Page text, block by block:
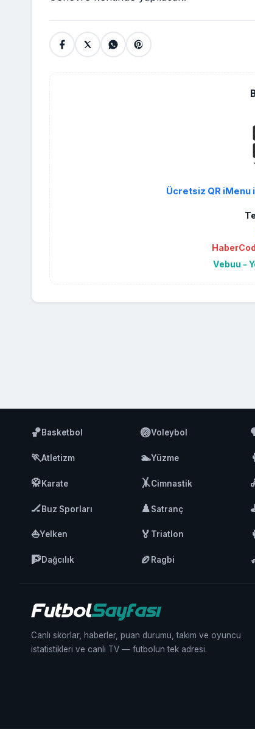
Ücretsiz QR iMenu
Vebuu -
🏀Basketbol 🏐Voleybol
🏃Atletizm 🏊Yüzme
🥋Karate 🤸Cimnastik
🏒Buz Sporları ♟️Satranç
⛵Yelken 🏅 Triatlon
🧗Dağcılık 🏉 Ragbi
Canlı skorlar, haberler, puan durumu, takım ve oyuncu
istatistikleri ve canlı TV — futbolun tek adresi.